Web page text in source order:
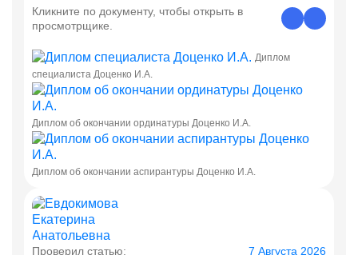
Кликните по документу, чтобы открыть в
просмотрщике.
Диплом
специалиста Доценко И.А.
Диплом об окончании ординатуры Доценко И.А.
Диплом об окончании аспирантуры Доценко И.А.
Проверил статью: 7 Августа 2026